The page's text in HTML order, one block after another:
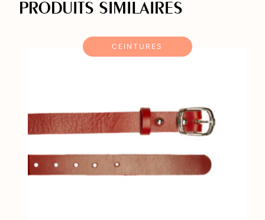
PRODUITS SIMILAIRES
CEINTURES